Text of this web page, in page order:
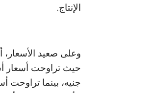
الإنتاج.
وعلى صعيد الأسعار،